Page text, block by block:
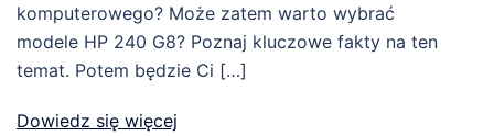
komputerowego? Może zatem warto wybrać
modele HP 240 G8? Poznaj kluczowe fakty na ten
temat. Potem będzie Ci […]
Dowiedz się więcej